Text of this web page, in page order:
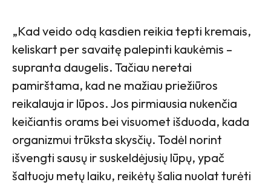
„Kad veido odą kasdien reikia tepti kremais,
keliskart per savaitę palepinti kaukėmis –
supranta daugelis. Tačiau neretai
pamirštama, kad ne mažiau priežiūros
reikalauja ir lūpos. Jos pirmiausia nukenčia
keičiantis orams bei visuomet išduoda, kada
organizmui trūksta skysčių. Todėl norint
išvengti sausų ir suskeldėjusių lūpų, ypač
šaltuoju metų laiku, reikėtų šalia nuolat turėti